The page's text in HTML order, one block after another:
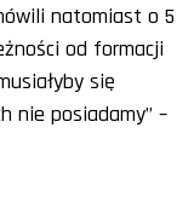
natomiast o 5
od formacji
się
nie posiadamy” –